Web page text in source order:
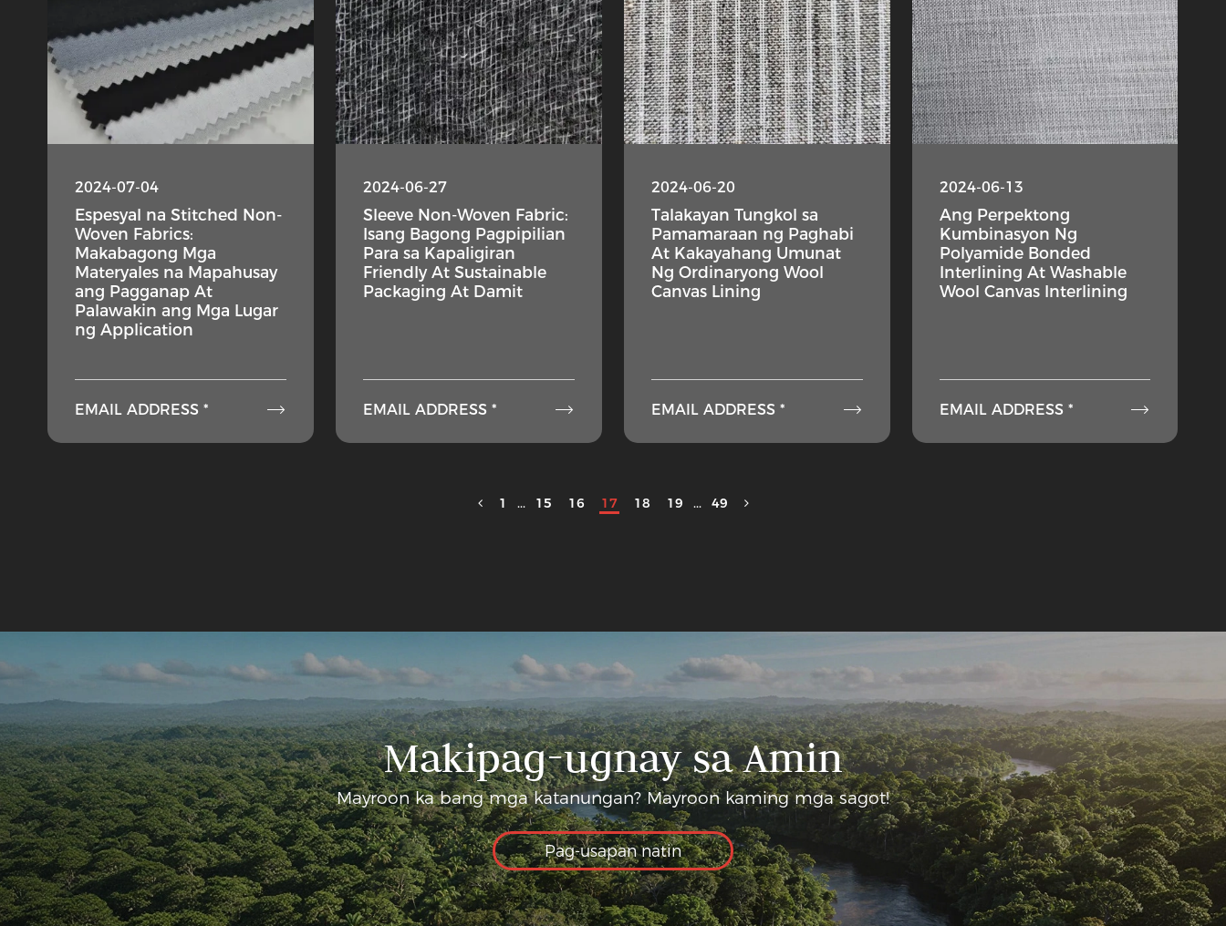
2024-07-04
Espesyal na Stitched Non-
Woven Fabrics:
Makabagong Mga
Materyales na Mapahusay
ang Pagganap At
Palawakin ang Mga Lugar
ng Application
EMAIL ADDRESS * 
2024-06-27
Sleeve Non-Woven Fabric:
Isang Bagong Pagpipilian
Para sa Kapaligiran
Friendly At Sustainable
Packaging At Damit
EMAIL ADDRESS * 
2024-06-20
Talakayan Tungkol sa
Pamamaraan ng Paghabi
At Kakayahang Umunat
Ng Ordinaryong Wool
Canvas Lining
EMAIL ADDRESS * 
2024-06-13
Ang Perpektong
Kumbinasyon Ng
Polyamide Bonded
Interlining At Washable
Wool Canvas Interlining
EMAIL ADDRESS * 
1 ... 15 16 17 18 19 ... 49
Makipag-ugnay sa Amin
Mayroon ka bang mga katanungan? Mayroon kaming mga sagot!
Pag-usapan natin